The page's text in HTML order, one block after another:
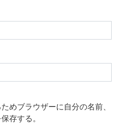
めブラウザーに自分の名前、
存する。